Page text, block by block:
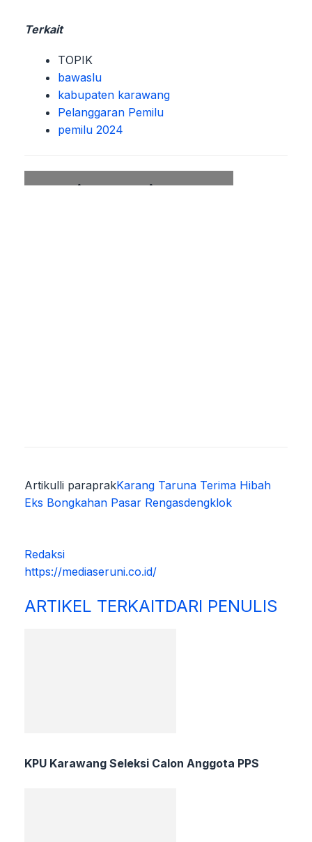
Terkait
TOPIK
bawaslu
kabupaten karawang
Pelanggaran Pemilu
pemilu 2024
Artikulli paraprakKarang Taruna Terima Hibah
Eks Bongkahan Pasar Rengasdengklok
Redaksi
https://mediaseruni.co.id/
ARTIKEL TERKAITDARI PENULIS
KPU Karawang Seleksi Calon Anggota PPS